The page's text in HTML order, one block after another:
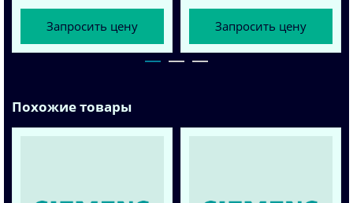
Запросить цену Запросить цену
Похожие товары